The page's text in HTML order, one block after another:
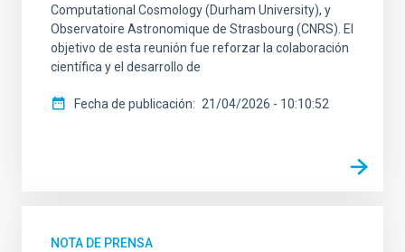
Computational Cosmology (Durham University), y
Observatoire Astronomique de Strasbourg (CNRS). El
objetivo de esta reunión fue reforzar la colaboración
científica y el desarrollo de
Fecha de publicación 21/04/2026 - 10:10:52
NOTA DE PRENSA